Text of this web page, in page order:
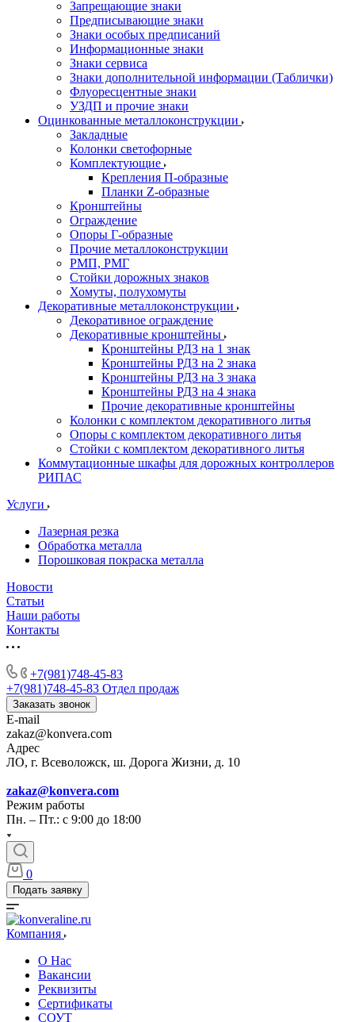
Запрещающие знаки
Предписывающие знаки
Знаки особых предписаний
Информационные знаки
Знаки сервиса
Знаки дополнительной информации (Таблички)
Флуоресцентные знаки
УЗДП и прочие знаки
Оцинкованные металлоконструкции
Закладные
Колонки светофорные
Комплектующие
Крепления П-образные
Планки Z-образные
Кронштейны
Ограждение
Опоры Г-образные
Прочие металлоконструкции
РМП, РМГ
Стойки дорожных знаков
Хомуты, полухомуты
Декоративные металлоконструкции
Декоративное ограждение
Декоративные кронштейны
Кронштейны РДЗ на 1 знак
Кронштейны РДЗ на 2 знака
Кронштейны РДЗ на 3 знака
Кронштейны РДЗ на 4 знака
Прочие декоративные кронштейны
Колонки с комплектом декоративного литья
Опоры с комплектом декоративного литья
Стойки с комплектом декоративного литья
Коммутационные шкафы для дорожных контроллеров
РИПАС
Услуги
Лазерная резка
Обработка металла
Порошковая покраска металла
Новости
Статьи
Наши работы
Контакты
+7(981)748-45-83
+7(981)748-45-83 Отдел продаж
Заказать звонок
E-mail
zakaz@konvera.com
Адрес
ЛО, г. Всеволожск, ш. Дорога Жизни, д. 10
zakaz@konvera.com
Режим работы
Пн. – Пт.: с 9:00 до 18:00
0
Подать заявку
Компания
О Нас
Вакансии
Реквизиты
Сертификаты
СОУТ